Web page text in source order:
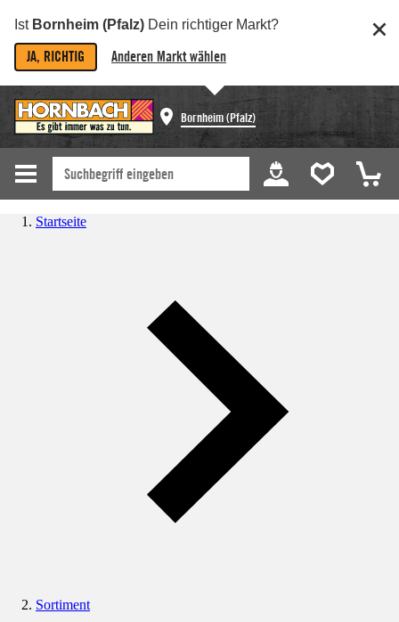
Ist Bornheim (Pfalz) Dein richtiger Markt?
JA, RICHTIG Anderen Markt wählen
Bornheim (Pfalz)
Startseite
Sortiment